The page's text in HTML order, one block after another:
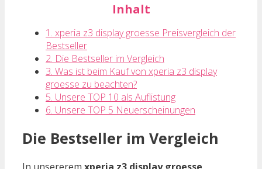
Inhalt
1. xperia z3 display groesse Preisvergleich der
Bestseller
2. Die Bestseller im Vergleich
3. Was ist beim Kauf von xperia z3 display
groesse zu beachten?
5. Unsere TOP 10 als Auflistung
6. Unsere TOP 5 Neuerscheinungen
Die Bestseller im Vergleich